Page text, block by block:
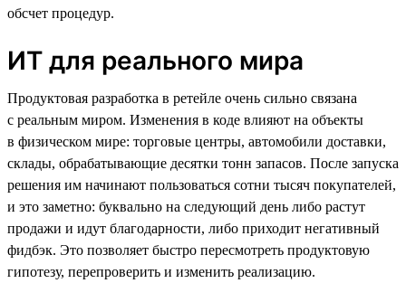
обсчет процедур.
ИТ для реального мира
Продуктовая разработка в ретейле очень сильно связана
с реальным миром. Изменения в коде влияют на объекты
в физическом мире: торговые центры, автомобили доставки,
склады, обрабатывающие десятки тонн запасов. После запуска
решения им начинают пользоваться сотни тысяч покупателей,
и это заметно: буквально на следующий день либо растут
продажи и идут благодарности, либо приходит негативный
фидбэк. Это позволяет быстро пересмотреть продуктовую
гипотезу, перепроверить и изменить реализацию.